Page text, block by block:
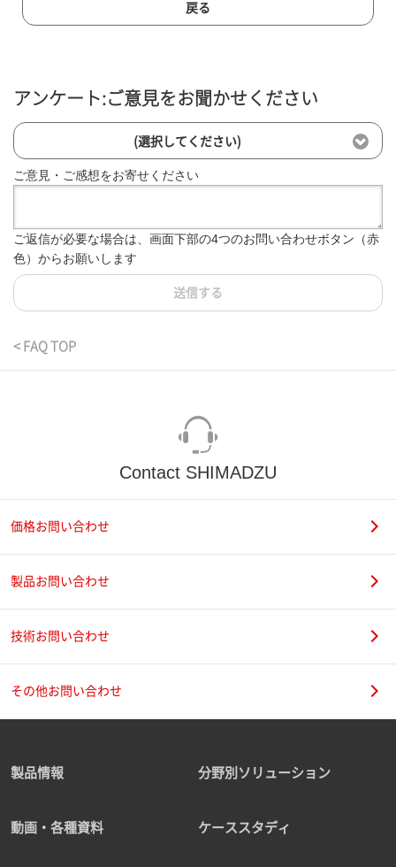
戻る
アンケート:ご意見をお聞かせください
(選択してください)
ご意見・ご感想をお寄せください
ご返信が必要な場合は、画面下部の4つのお問い合わせボタン（赤
色）からお願いします
送信する
< FAQ TOP
Contact SHIMADZU
価格お問い合わせ
製品お問い合わせ
技術お問い合わせ
その他お問い合わせ
製品情報 分野別ソリューション
動画・各種資料 ケーススタディ